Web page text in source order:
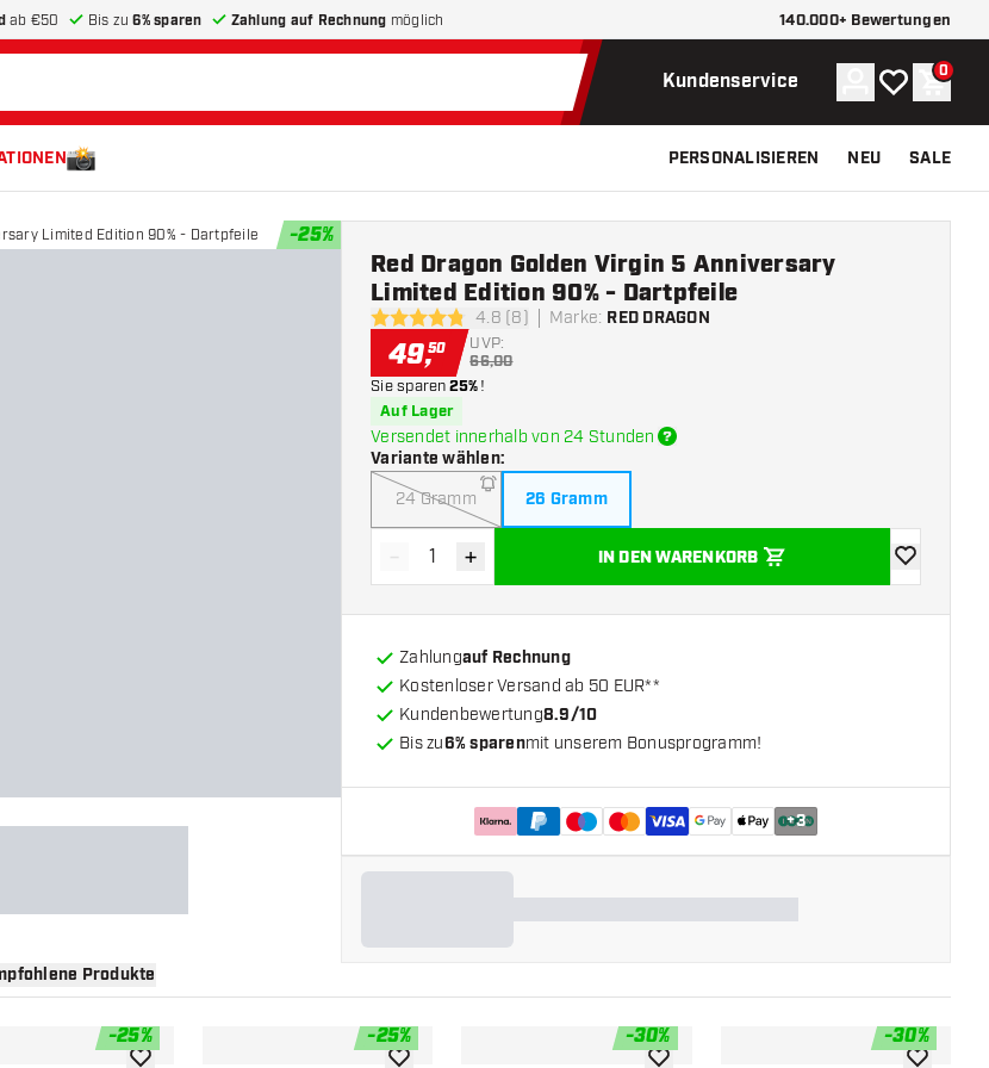
ab €50 Bis zu6% sparen Zahlung auf Rechnung möglich 140.000+ Bewertungen
Kundenservice Konto
Meine 0
PERSONALISIEREN NEU SALE
Limited Edition 90% - Dartpfeile -25%
4.8 Bewertungssterne
4.8 (8) Marke: RED DRAGON
Red Dragon Golden Virgin 5 Anniversary
Limited Edition 90% - Dartpfeile
49,50 UVP:
66,00
Sie sparen25%!
Auf Lager
Versendet innerhalb von 24 Stunden
Variante wählen:
24 Gramm 26 Gramm
Menge verringern
- Menge erhöhen
+ IN DEN WARENKORB
Zur
Zahlungauf Rechnung
Kostenloser Versand ab 50 EUR**
Kundenbewertung8.9/10
Bis zu6% sparenmit unserem Bonusprogramm!
+3
Produkte
-25% -25% -30% -30%